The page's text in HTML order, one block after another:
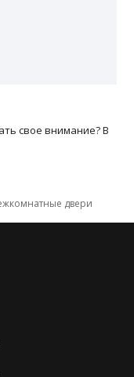
свое внимание? В
двери